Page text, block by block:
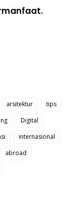
arsitektur
tips
Digital
internasional
abroad